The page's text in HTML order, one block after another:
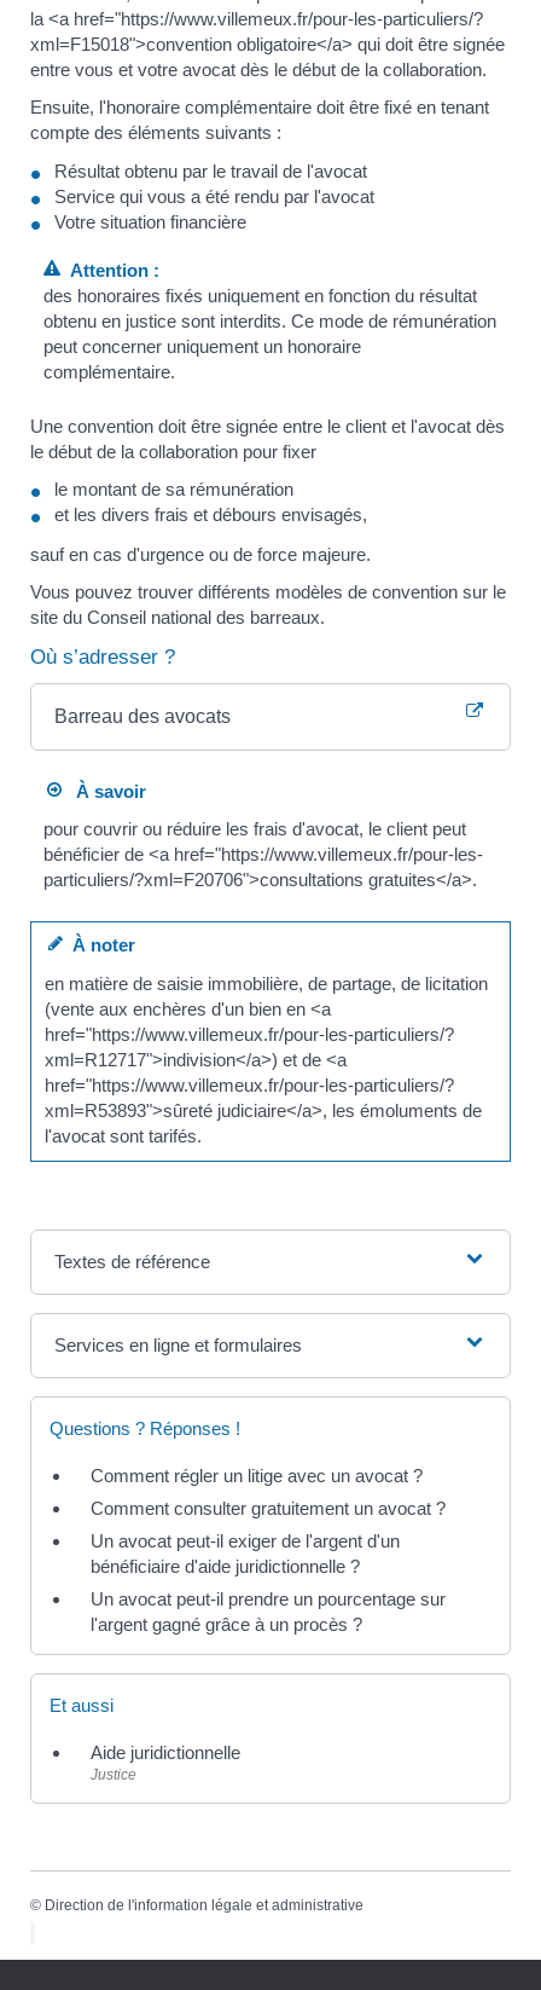
la <a href="https://www.villemeux.fr/pour-les-particuliers/?
xml=F15018">convention obligatoire</a> qui doit être signée
entre vous et votre avocat dès le début de la collaboration.
Ensuite, l'honoraire complémentaire doit être fixé en tenant
compte des éléments suivants :
Résultat obtenu par le travail de l'avocat
Service qui vous a été rendu par l'avocat
Votre situation financière
Attention :
des honoraires fixés uniquement en fonction du résultat
obtenu en justice sont interdits. Ce mode de rémunération
peut concerner uniquement un honoraire
complémentaire.
Une convention doit être signée entre le client et l'avocat dès
le début de la collaboration pour fixer
le montant de sa rémunération
et les divers frais et débours envisagés,
sauf en cas d'urgence ou de force majeure.
Vous pouvez trouver différents modèles de convention sur le
site du Conseil national des barreaux.
Où s’adresser ?
Barreau des avocats
À savoir
pour couvrir ou réduire les frais d'avocat, le client peut
bénéficier de <a href="https://www.villemeux.fr/pour-les-
particuliers/?xml=F20706">consultations gratuites</a>.
À noter
en matière de saisie immobilière, de partage, de licitation
(vente aux enchères d'un bien en <a
href="https://www.villemeux.fr/pour-les-particuliers/?
xml=R12717">indivision</a>) et de <a
href="https://www.villemeux.fr/pour-les-particuliers/?
xml=R53893">sûreté judiciaire</a>, les émoluments de
l'avocat sont tarifés.
Textes de référence
Services en ligne et formulaires
Questions ? Réponses !
Comment régler un litige avec un avocat ?
Comment consulter gratuitement un avocat ?
Un avocat peut-il exiger de l'argent d'un
bénéficiaire d'aide juridictionnelle ?
Un avocat peut-il prendre un pourcentage sur
l'argent gagné grâce à un procès ?
Et aussi
Aide juridictionnelle
Justice
© Direction de l'information légale et administrative